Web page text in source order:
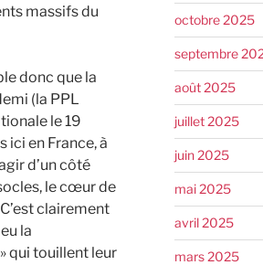
massifs du
donc que la
(la PPL
le 19
en France, à
d’un côté
le cœur de
clairement
la
qui touillent leur
octobre 2025
septembre
août 2025
juillet 2025
juin 2025
mai 2025
avril 2025
mars 2025